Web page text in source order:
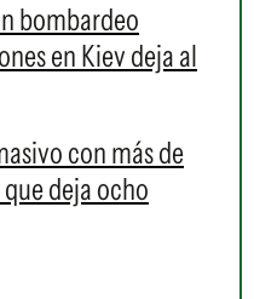
bombardeo
en Kiev deja al
con más de
deja ocho